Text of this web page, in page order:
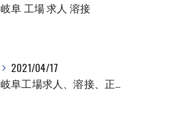
岐阜 工場 求人 溶接
2021/04/17
岐阜工場求人、溶接、正社員